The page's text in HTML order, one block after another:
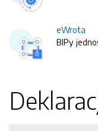
eWrota
BIPy